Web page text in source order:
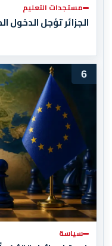
مستجدات التعليم
الجزائر تؤجل الدخول المدرسي
6
سياسة